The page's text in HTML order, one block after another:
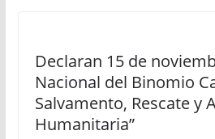
Declaran 15 de
Nacional del Binomio
Salvamento, Rescate y
Humanitaria”